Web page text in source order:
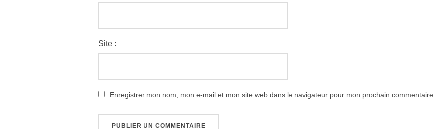
Site :
Enregistrer mon nom, mon e-mail et mon site web dans le navigateur pour mon prochain commentaire.